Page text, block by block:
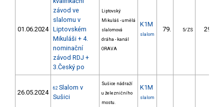
01.06.2024
závod ve
slalomu v
Liptovském
Mikuláši + 4.
nominační
závod RDJ +
3.Český po
Liptovský
Mikuláš - umělá
slalomová
dráha - kanál
ORAVA
K1M
slalom
79. 5/ZS 29.36
26.05.2024
62 Slalom v
Sušici
Sušice nádraží
u železničního
mostu.
K1M
slalom